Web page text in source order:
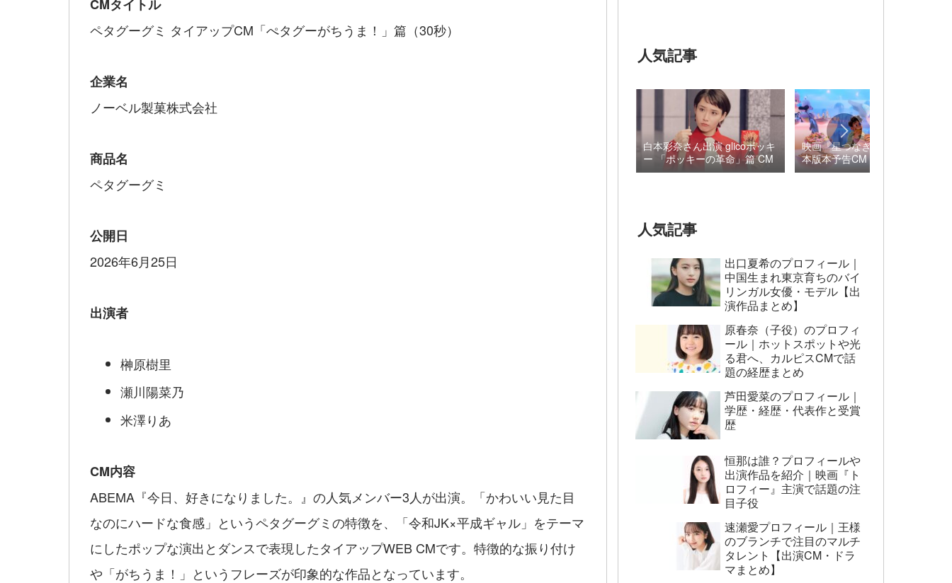
CMタイトル
ペタグーグミ タイアップCM「ぺタグーがちうま！」篇（30秒）
企業名
ノーベル製菓株式会社
商品名
ペタグーグミ
公開日
2026年6月25日
出演者
榊原樹里
瀬川陽菜乃
米澤りあ
CM内容
ABEMA『今日、好きになりました。』の人気メンバー3人が出演。「かわいい見た目
なのにハードな食感」というペタグーグミの特徴を、「令和JK×平成ギャル」をテーマ
にしたポップな演出とダンスで表現したタイアップWEB CMです。特徴的な振り付け
や「がちうま！」というフレーズが印象的な作品となっています。
人気記事
白本彩奈さん出演 glicoポッキ
ー 「ポッキーの革命」篇 CM
映画『星つなぎのエリオ』日
本版本予告CM 音楽 ロブ・
シモンセン /
人気記事
出口夏希のプロフィール｜
中国生まれ東京育ちのバイ
リンガル女優・モデル【出
演作品まとめ】
原春奈（子役）のプロフィ
ール｜ホットスポットや光
る君へ、カルピスCMで話
題の経歴まとめ
芦田愛菜のプロフィール｜
学歴・経歴・代表作と受賞
歴
恒那は誰？プロフィールや
出演作品を紹介｜映画『ト
ロフィー』主演で話題の注
目子役
速瀬愛プロフィール｜王様
のブランチで注目のマルチ
タレント【出演CM・ドラ
マまとめ】